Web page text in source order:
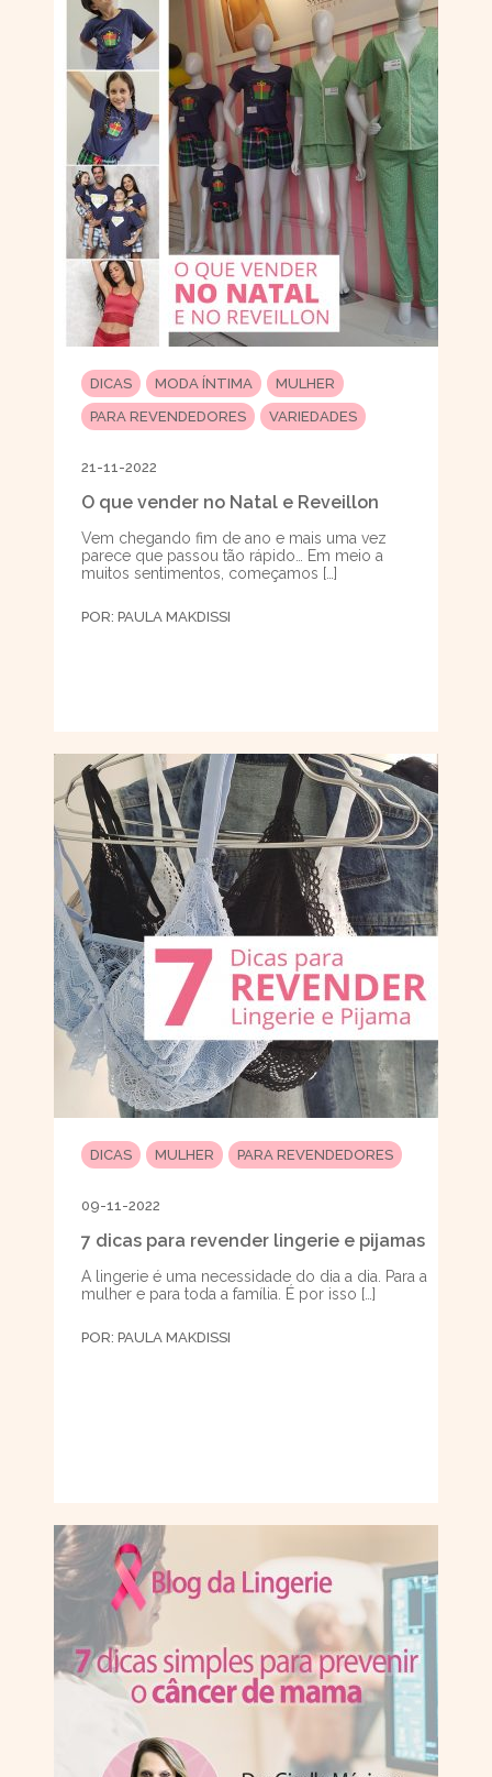
DICAS MODA ÍNTIMA
MULHER
PARA REVENDEDORES
VARIEDADES
21-11-2022
O que vender no Natal e Reveillon
Vem chegando fim de ano e mais uma vez
parece que passou tão rápido… Em meio a
muitos sentimentos, começamos […]
POR: PAULA MAKDISSI
DICAS MULHER PARA REVENDEDORES
09-11-2022
7 dicas para revender lingerie e pijamas
A lingerie é uma necessidade do dia a dia. Para a
mulher e para toda a família. É por isso […]
POR: PAULA MAKDISSI